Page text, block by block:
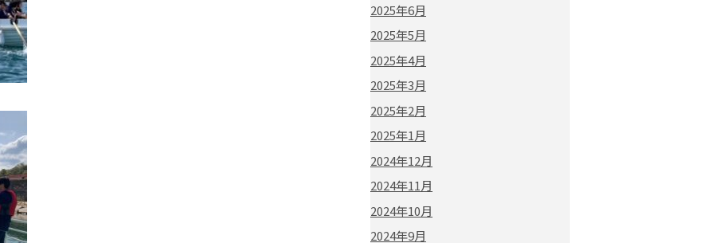
2025年6月
2025年5月
2025年4月
2025年3月
2025年2月
2025年1月
2024年12月
2024年11月
2024年10月
2024年9月